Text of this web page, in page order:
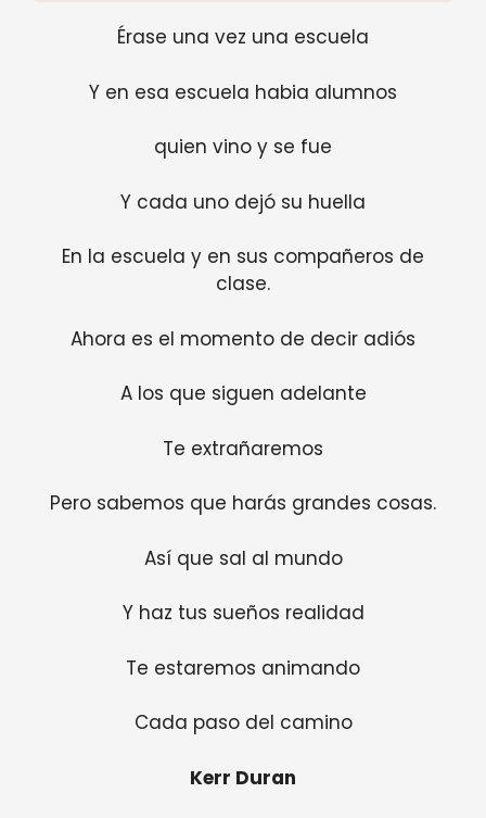
Érase una vez una escuela
Y en esa escuela habia alumnos
quien vino y se fue
Y cada uno dejó su huella
En la escuela y en sus compañeros de
clase.
Ahora es el momento de decir adiós
A los que siguen adelante
Te extrañaremos
Pero sabemos que harás grandes cosas.
Así que sal al mundo
Y haz tus sueños realidad
Te estaremos animando
Cada paso del camino
Kerr Duran